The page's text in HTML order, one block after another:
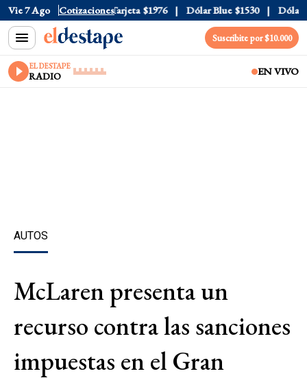
Vie 7 Ago Cotizaciones
$1520 Dólar Tarjeta $1976 Dólar Blue $1530 Dólar
Suscribite por $10.000
EL DESTAPE
RADIO EN VIVO
AUTOS
McLaren presenta un
recurso contra las sanciones
impuestas en el Gran